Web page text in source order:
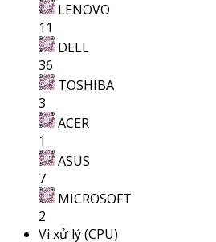
LENOVO
11
DELL
36
TOSHIBA
3
ACER
1
ASUS
7
MICROSOFT
2
Vi xử lý (CPU)